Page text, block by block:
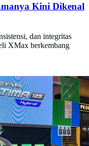
Kini Dikenal
dan integritas
XMax berkembang